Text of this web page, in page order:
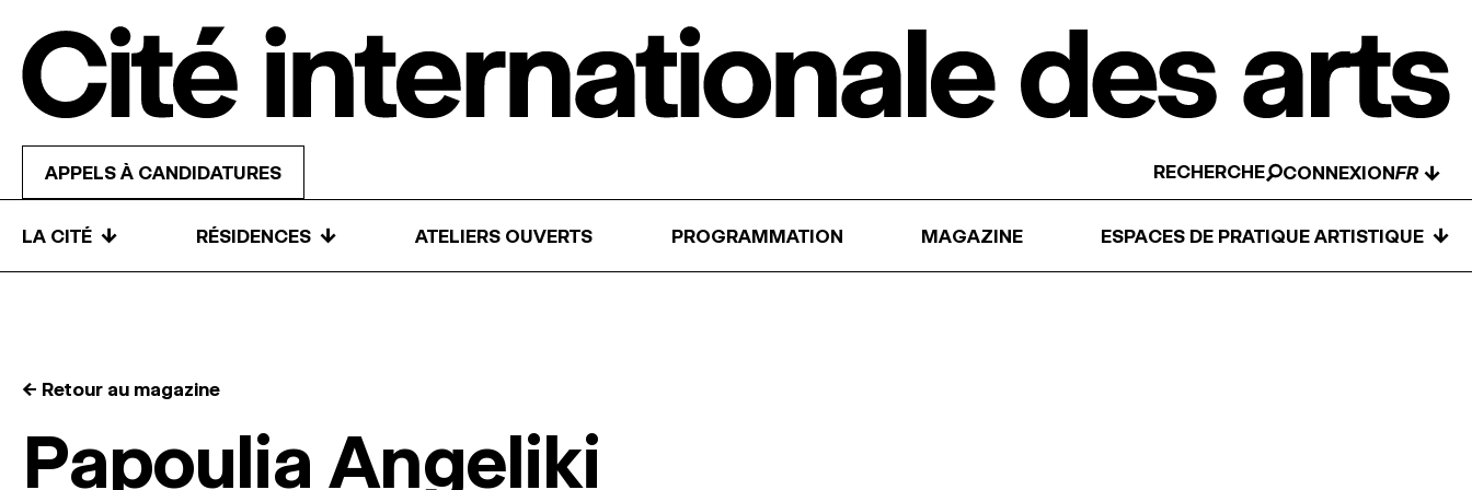
APPELS À CANDIDATURES RECHERCHE CONNEXION ↓
LA CITÉ ↓ RÉSIDENCES ↓ ATELIERS OUVERTS PROGRAMMATION MAGAZINE ESPACES DE PRATIQUE ARTISTIQUE ↓
← Retour au magazine
Papoulia Angeliki